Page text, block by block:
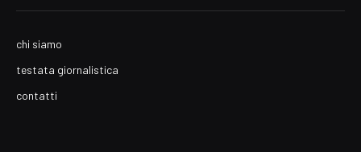
chi siamo
testata giornalistica
contatti